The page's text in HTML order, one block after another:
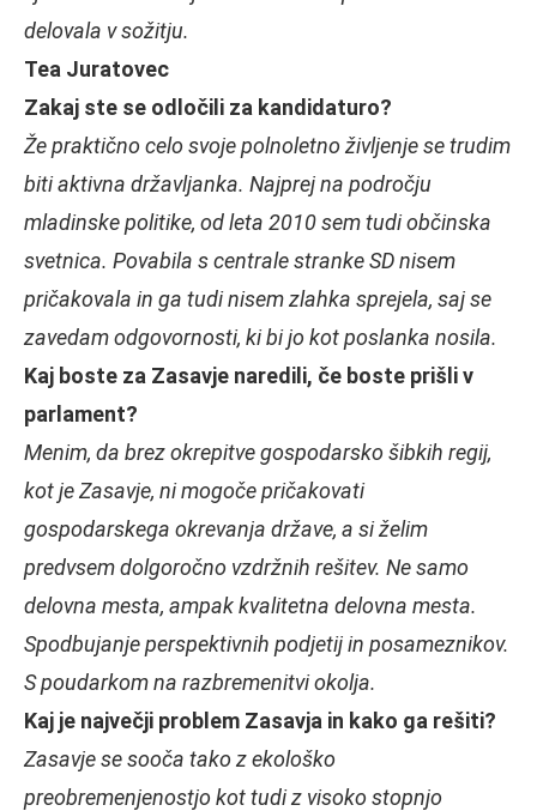
delovala v sožitju.
Tea Juratovec
Zakaj ste se odločili za kandidaturo?
Že praktično celo svoje polnoletno življenje se trudim
biti aktivna državljanka. Najprej na področju
mladinske politike, od leta 2010 sem tudi občinska
svetnica. Povabila s centrale stranke SD nisem
pričakovala in ga tudi nisem zlahka sprejela, saj se
zavedam odgovornosti, ki bi jo kot poslanka nosila.
Kaj boste za Zasavje naredili, če boste prišli v
parlament?
Menim, da brez okrepitve gospodarsko šibkih regij,
kot je Zasavje, ni mogoče pričakovati
gospodarskega okrevanja države, a si želim
predvsem dolgoročno vzdržnih rešitev. Ne samo
delovna mesta, ampak kvalitetna delovna mesta.
Spodbujanje perspektivnih podjetij in posameznikov.
S poudarkom na razbremenitvi okolja.
Kaj je največji problem Zasavja in kako ga rešiti?
Zasavje se sooča tako z ekološko
preobremenjenostjo kot tudi z visoko stopnjo